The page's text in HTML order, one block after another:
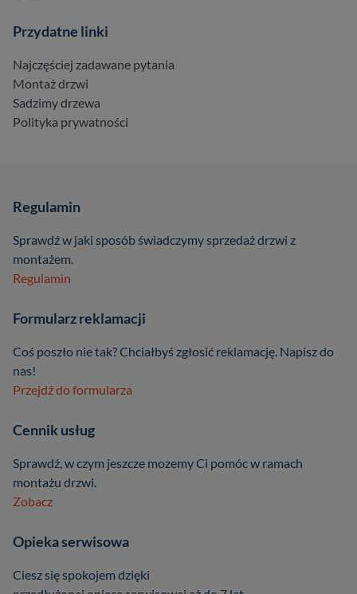
Przydatne linki
Najczęściej zadawane pytania
Montaż drzwi
Sadzimy drzewa
Polityka prywatności
Regulamin
Sprawdź w jaki sposób świadczymy sprzedaż drzwi z
montażem.
Regulamin
Formularz reklamacji
Coś poszło nie tak? Chciałbyś zgłosić reklamację. Napisz do
nas!
Przejdź do formularza
Cennik usług
Sprawdź, w czym jeszcze mozemy Ci pomóc w ramach
montażu drzwi.
Zobacz
Opieka serwisowa
Ciesz się spokojem dzięki